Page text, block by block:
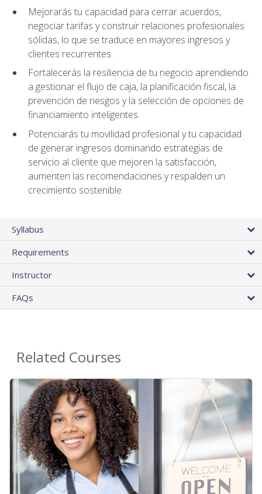
Mejorarás tu capacidad para cerrar acuerdos,
negociar tarifas y construir relaciones profesionales
sólidas, lo que se traduce en mayores ingresos y
clientes recurrentes.
Fortalecerás la resiliencia de tu negocio aprendiendo
a gestionar el flujo de caja, la planificación fiscal, la
prevención de riesgos y la selección de opciones de
financiamiento inteligentes.
Potenciarás tu movilidad profesional y tu capacidad
de generar ingresos dominando estrategias de
servicio al cliente que mejoren la satisfacción,
aumenten las recomendaciones y respalden un
crecimiento sostenible.
Syllabus
Requirements
Instructor
FAQs
Related Courses